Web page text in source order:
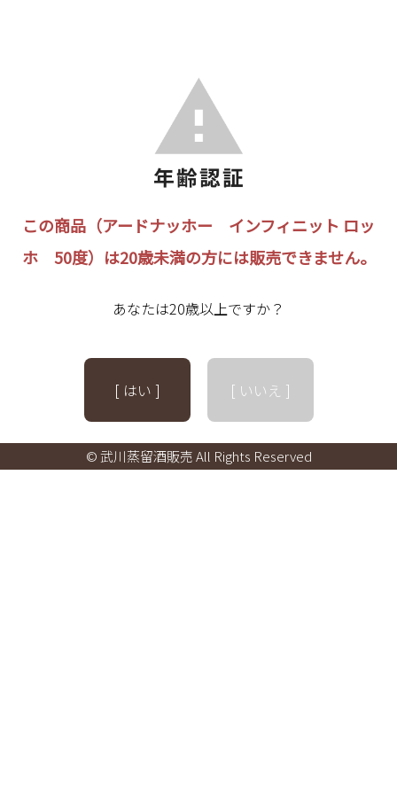
この商品（アードナッホー インフィニット ロッ
ホ 50度）は20歳未満の方には販売できません。
あなたは20歳以上ですか？
[ はい ] [ いいえ ]
© 武川蒸留酒販売 All Rights Reserved